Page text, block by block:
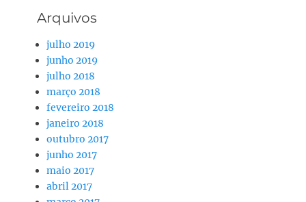
Arquivos
julho 2019
junho 2019
julho 2018
março 2018
fevereiro 2018
janeiro 2018
outubro 2017
junho 2017
maio 2017
abril 2017